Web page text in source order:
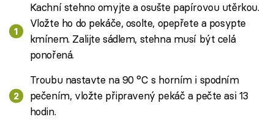
Kachní stehno omyjte a osušte papírovou utěrkou.
Vložte ho do pekáče, osolte, opepřete a posypte
kmínem. Zalijte sádlem, stehna musí být celá
ponořená.
Troubu nastavte na 90 °C s horním i spodním
pečením, vložte připravený pekáč a pečte asi 13
hodin.